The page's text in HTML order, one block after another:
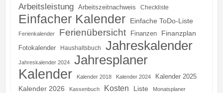
Arbeitsleistung Arbeitszeitnachweis Checkliste
Einfacher Kalender Einfache ToDo-Liste
Ferienkalender Ferienübersicht Finanzen Finanzplan
Fotokalender Haushaltsbuch Jahreskalender
Jahreskalender 2024 Jahresplaner
Kalender Kalender 2018 Kalender 2024 Kalender 2025
Kalender 2026 Kassenbuch Kosten Liste Monatsplaner